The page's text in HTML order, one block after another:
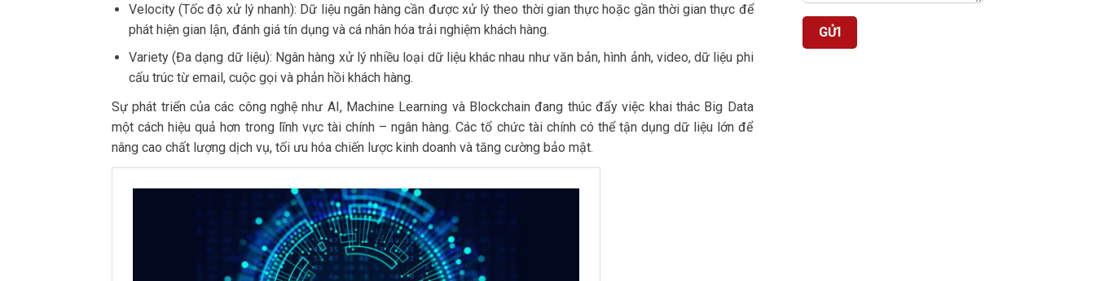
Velocity (Tốc độ xử lý nhanh): Dữ liệu ngân hàng cần được xử lý theo thời gian thực hoặc gần thời gian thực để
phát hiện gian lận, đánh giá tín dụng và cá nhân hóa trải nghiệm khách hàng.
Variety (Đa dạng dữ liệu): Ngân hàng xử lý nhiều loại dữ liệu khác nhau như văn bản, hình ảnh, video, dữ liệu phi
cấu trúc từ email, cuộc gọi và phản hồi khách hàng.
Sự phát triển của các công nghệ như AI, Machine Learning và Blockchain đang thúc đẩy việc khai thác Big Data
một cách hiệu quả hơn trong lĩnh vực tài chính – ngân hàng. Các tổ chức tài chính có thể tận dụng dữ liệu lớn để
nâng cao chất lượng dịch vụ, tối ưu hóa chiến lược kinh doanh và tăng cường bảo mật.